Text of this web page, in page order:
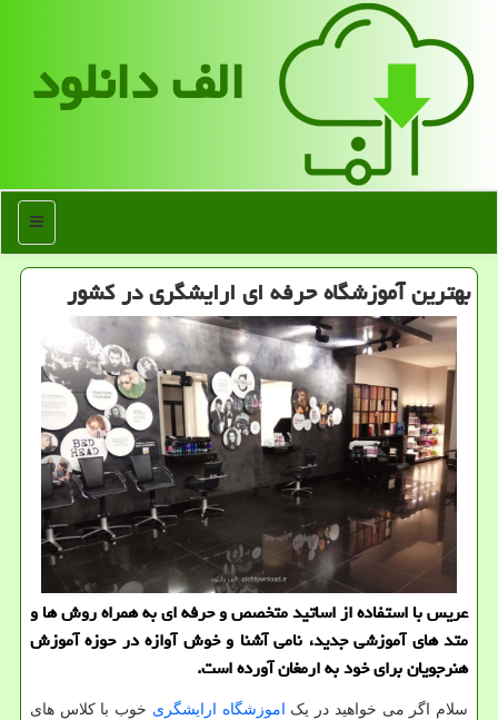
الف دانلود
منو
بهترین آموزشگاه حرفه ای ارایشگری در كشور
عریس با استفاده از اساتید متخصص و حرفه ای به همراه روش ها و
متد های آموزشی جدید، نامی آشنا و خوش آوازه در حوزه آموزش
هنرجویان برای خود به ارمغان آورده است.
سلام اگر می خواهید در یک اموزشگاه ارایشگری خوب با کلاس های